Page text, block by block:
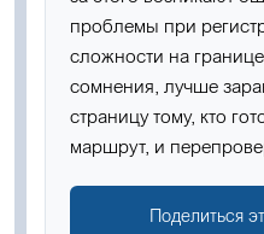
проблемы при
сложности на
сомнения, лучше
страницу тому, кто
маршрут, и
Поделиться